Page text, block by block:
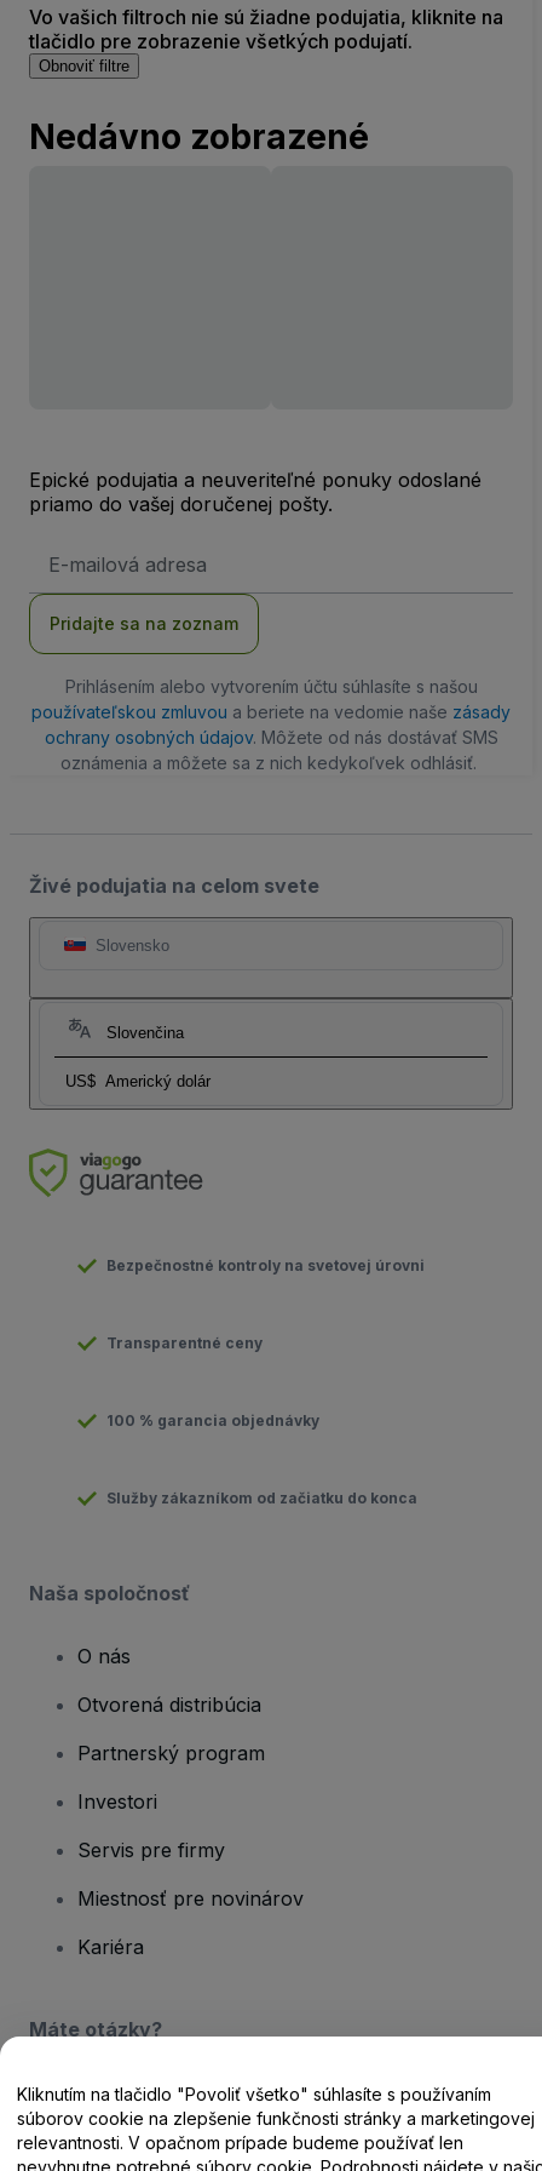
Vo vašich filtroch nie sú žiadne podujatia, kliknite na
tlačidlo pre zobrazenie všetkých podujatí.
Obnoviť filtre
Nedávno zobrazené
Epické podujatia a neuveriteľné ponuky odoslané
priamo do vašej doručenej pošty.
mailová
Pridajte sa na zoznam
Prihlásením alebo vytvorením účtu súhlasíte s našou
používateľskou zmluvou a beriete na vedomie naše zásady
ochrany osobných údajov. Môžete od nás dostávať SMS
oznámenia a môžete sa z nich kedykoľvek odhlásiť.
Živé podujatia na celom svete
Slovensko
Slovenčina
US$ Americký dolár
Bezpečnostné kontroly na svetovej úrovni
Transparentné ceny
100 % garancia objednávky
Služby zákazníkom od začiatku do konca
Naša spoločnosť
O nás
Otvorená distribúcia
Partnerský program
Investori
Servis pre firmy
Miestnosť pre novinárov
Kariéra
Máte otázky?
Centrum pomoci / Kontaktujte nás
Kliknutím na tlačidlo "Povoliť všetko" súhlasíte s používaním
súborov cookie na zlepšenie funkčnosti stránky a marketingovej
relevantnosti. V opačnom prípade budeme používať len
nevyhnutne potrebné súbory cookie. Podrobnosti nájdete v